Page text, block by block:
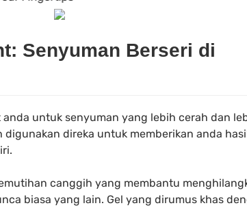
Senyuman Berseri di
untuk senyuman yang lebih cerah dan
direka untuk memberikan anda
canggih yang membantu
biasa yang lain. Gel yang dirumus khas